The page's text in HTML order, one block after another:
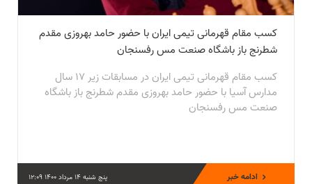
کسب مقام قهرمانی تیمی ایران با حضور حامد بهروزی مقدم
شطرنج باز باشگاه صنعت مس رفسنجان
کسب مقام قهرمانی تیمی ایران در مسابقات زیر ۱۷ سال
مدارس آسیا با حضور حامد بهروزی مقدم شطرنج باز باشگاه
صنعت مس رفسنجان
پنج شنبه 14 مرداد 1400 12:09 ادامه خبر